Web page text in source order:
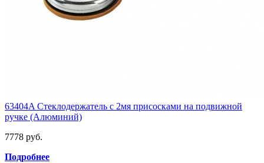
63404A Стеклодержатель с 2мя присосками на подвижной
ручке (Алюминий)
7778 руб.
Подробнее